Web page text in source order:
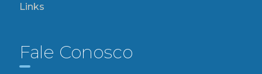
Links
Fale Conosco